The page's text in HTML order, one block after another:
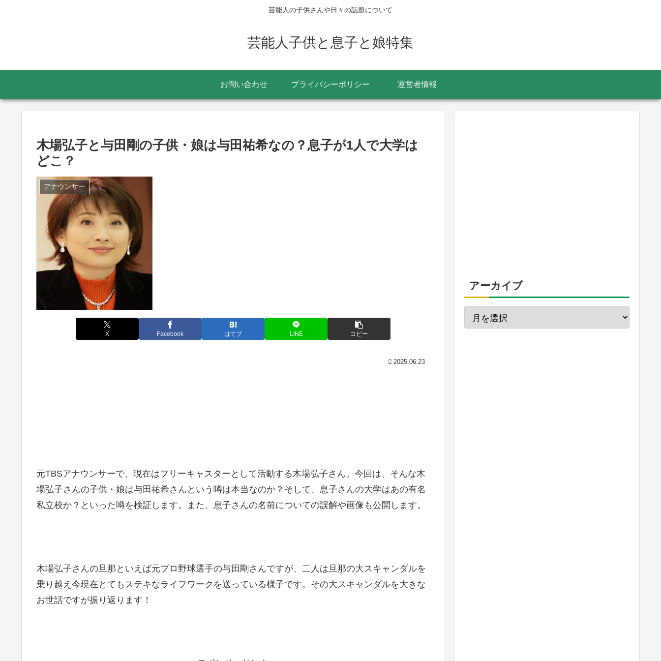
芸能人の子供さんや日々の話題について
芸能人子供と息子と娘特集
お問い合わせ プライバシーポリシー 運営者情報
木場弘子と与田剛の子供・娘は与田祐希なの？息子が1人で大学は
どこ？
アナウンサー
X Facebook はてブ LINE コピー
2025.06.23
元TBSアナウンサーで、現在はフリーキャスターとして活動する木場弘子さん。今回は、そんな木
場弘子さんの子供・娘は与田祐希さんという噂は本当なのか？そして、息子さんの大学はあの有名
私立校か？といった噂を検証します。また、息子さんの名前についての誤解や画像も公開します。
木場弘子さんの旦那といえば元プロ野球選手の与田剛さんですが、二人は旦那の大スキャンダルを
乗り越え今現在とてもステキなライフワークを送っている様子です。その大スキャンダルを大きな
お世話ですが振り返ります！
アーカイブ